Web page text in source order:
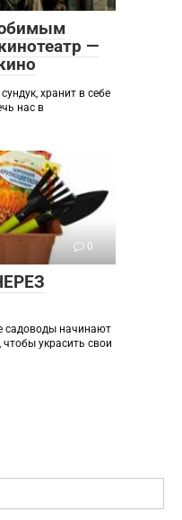
—
хранит в себе
нас в
0
садоводы начинают
чтобы украсить свои